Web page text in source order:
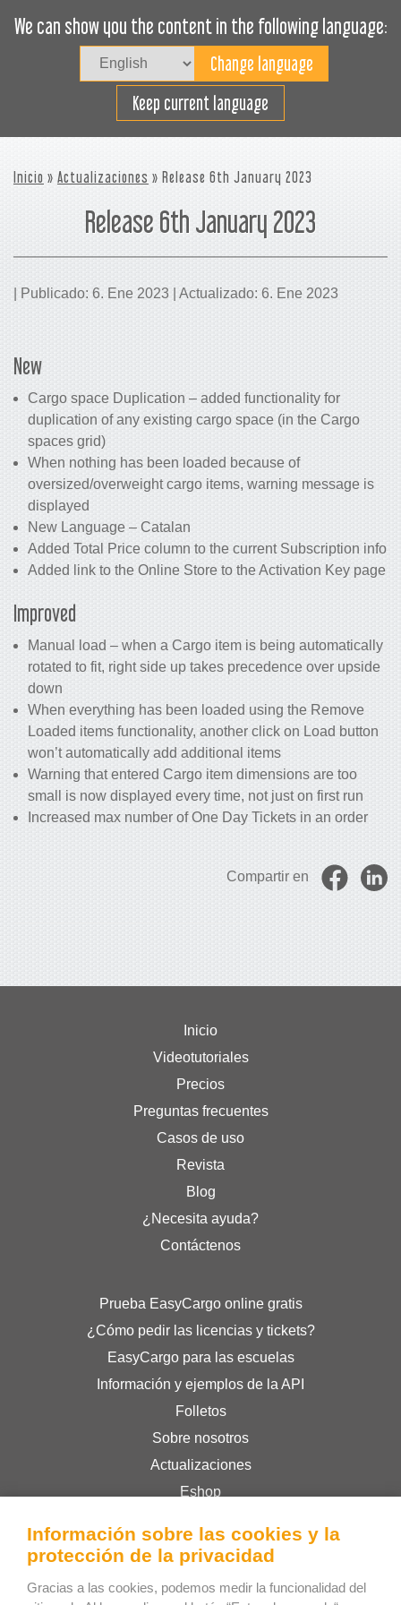
We can show you the content in the following language:
Keep current language
Cargue efectivamente
Inicio » Actualizaciones » Release 6th January 2023
Release 6th January 2023
| Publicado: 6. Ene 2023 | Actualizado: 6. Ene 2023
New
Cargo space Duplication – added functionality for
duplication of any existing cargo space (in the Cargo
spaces grid)
When nothing has been loaded because of
oversized/overweight cargo items, warning message is
displayed
New Language – Catalan
Added Total Price column to the current Subscription info
Added link to the Online Store to the Activation Key page
Improved
Manual load – when a Cargo item is being automatically
rotated to fit, right side up takes precedence over upside
down
When everything has been loaded using the Remove
Loaded items functionality, another click on Load button
won’t automatically add additional items
Warning that entered Cargo item dimensions are too
small is now displayed every time, not just on first run
Increased max number of One Day Tickets in an order
Compartir en
Inicio
Videotutoriales
Precios
Preguntas frecuentes
Casos de uso
Revista
Blog
¿Necesita ayuda?
Contáctenos
Prueba EasyCargo online gratis
¿Cómo pedir las licencias y tickets?
EasyCargo para las escuelas
Información y ejemplos de la API
Folletos
Sobre nosotros
Actualizaciones
Eshop
Privacy Policy
Información sobre las cookies y la
protección de la privacidad
Gracias a las cookies, podemos medir la funcionalidad del